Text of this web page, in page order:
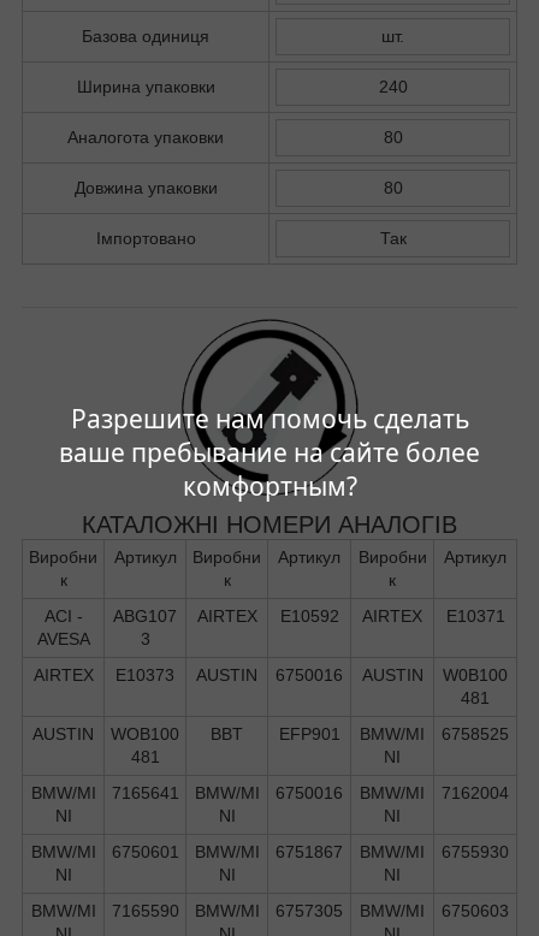
Разрешите нам помочь сделать
ваше пребывание на сайте более
комфортным?
Базова одиниця шт.
Ширина упаковки 240
Аналогота упаковки 80
Довжина упаковки 80
Імпортовано Так
КАТАЛОЖНІ НОМЕРИ АНАЛОГІВ
Виробни
к
Артикул
Виробни
к
Артикул
Виробни
к
Артикул
ACI -
AVESA
ABG107
3
AIRTEX E10592 AIRTEX E10371
AIRTEX E10373 AUSTIN 6750016 AUSTIN
W0B100
481
AUSTIN
WOB100
481
BBT EFP901
BMW/MI
NI
6758525
BMW/MI
NI
7165641
BMW/MI
NI
6750016
BMW/MI
NI
7162004
BMW/MI
NI
6750601
BMW/MI
NI
6751867
BMW/MI
NI
6755930
BMW/MI
7165590
BMW/MI
6757305
BMW/MI
6750603